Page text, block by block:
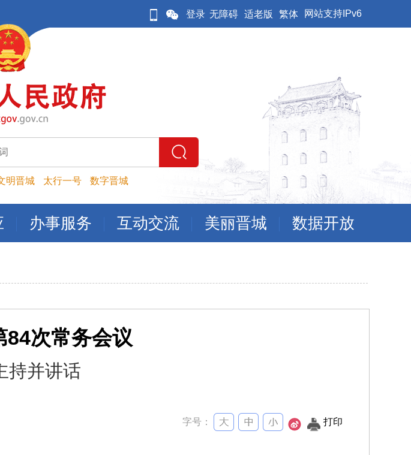
登录 无障碍 适老版 繁体 网站支持IPv6
明晋城 太行一号 数字晋城
办事服务 互动交流 美丽晋城 数据开放
84次常务会议
持并讲话
字号： 打印